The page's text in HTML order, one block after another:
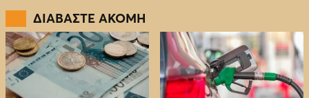
ΔΙΑΒΑΣΤΕ ΑΚΟΜΗ